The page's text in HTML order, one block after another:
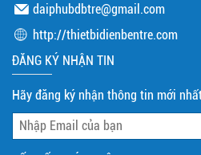
daiphubdbtre@gmail.com
http://thietbidienbentre.com
ĐĂNG KÝ NHẬN TIN
Hãy đăng ký nhận thông tin mới